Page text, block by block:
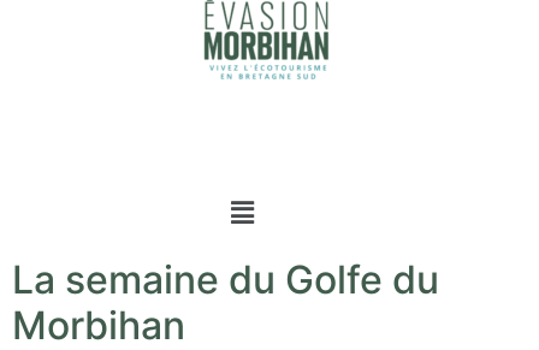
La semaine du Golfe du
Morbihan